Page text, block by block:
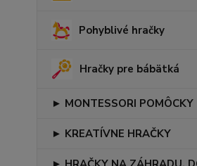
Pohyblivé hračky
Hračky pre bábätká
► MONTESSORI POMÔCKY
► KREATÍVNE HRAČKY